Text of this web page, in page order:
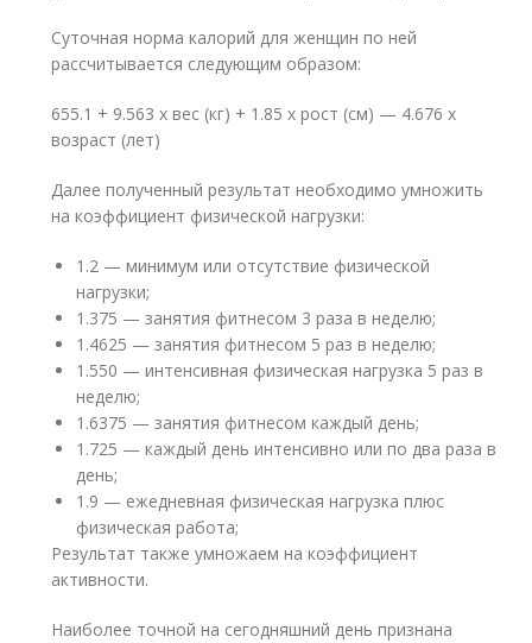
Суточная норма калорий для женщин по ней
рассчитывается следующим образом:
655.1 + 9.563 х вес (кг) + 1.85 х рост (см) — 4.676 х
возраст (лет)
Далее полученный результат необходимо умножить
на коэффициент физической нагрузки:
1.2 — минимум или отсутствие физической
нагрузки;
1.375 — занятия фитнесом 3 раза в неделю;
1.4625 — занятия фитнесом 5 раз в неделю;
1.550 — интенсивная физическая нагрузка 5 раз в
неделю;
1.6375 — занятия фитнесом каждый день;
1.725 — каждый день интенсивно или по два раза в
день;
1.9 — ежедневная физическая нагрузка плюс
физическая работа;
Результат также умножаем на коэффициент
активности.
Наиболее точной на сегодняшний день признана